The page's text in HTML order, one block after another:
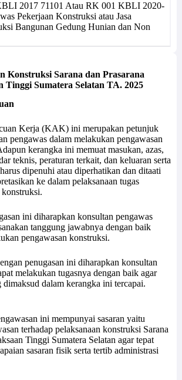
2017 71101 Atau RK 001 KBLI 2020-
Pekerjaan Konstruksi atau Jasa
Bangunan Gedung Hunian dan Non
Konstruksi Sarana dan Prasarana
Tinggi Sumatera Selatan TA. 2025
Kerja (KAK) ini merupakan petunjuk
pengawas dalam melakukan pengawasan
kerangka ini memuat masukan, azas,
teknis, peraturan terkait, dan keluaran serta
dipenuhi atau diperhatikan dan ditaati
ke dalam pelaksanaan tugas
konstruksi.
ini diharapkan konsultan pengawas
tanggung jawabnya dengan baik
pengawasan konstruksi.
penugasan ini diharapkan konsultan
melakukan tugasnya dengan baik agar
dimaksud dalam kerangka ini tercapai.
ini mempunyai sasaran yaitu
terhadap pelaksanaan konstruksi Sarana
Tinggi Sumatera Selatan agar tepat
sasaran fisik serta tertib administrasi